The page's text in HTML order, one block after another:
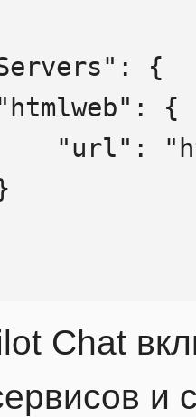
Chat
и